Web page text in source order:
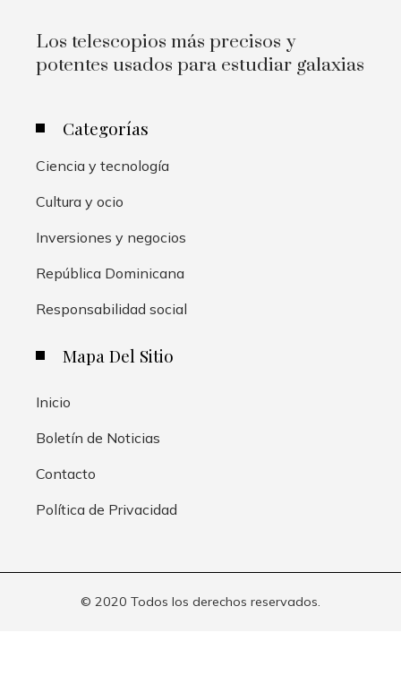
Los telescopios más precisos y
potentes usados para estudiar galaxias
Categorías
Ciencia y tecnología
Cultura y ocio
Inversiones y negocios
República Dominicana
Responsabilidad social
Mapa Del Sitio
Inicio
Boletín de Noticias
Contacto
Política de Privacidad
© 2020 Todos los derechos reservados.